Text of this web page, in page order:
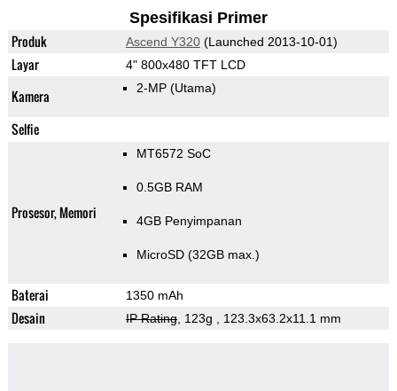
Spesifikasi Primer
Produk Ascend Y320(Launched 2013-10-01)
Layar 4" 800x480 TFT LCD
Kamera 2-MP (Utama)
Selfie
Prosesor, Memori
MT6572 SoC
0.5GB RAM
4GB Penyimpanan
MicroSD (32GB max.)
Baterai 1350 mAh
Desain IP Rating, 123g , 123.3x63.2x11.1 mm